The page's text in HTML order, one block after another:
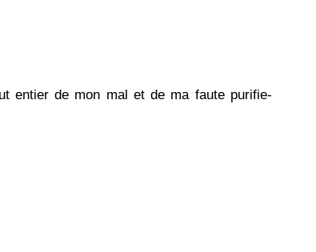
entier de mon mal et de ma faute purifie-